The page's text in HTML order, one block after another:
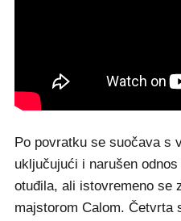
Po povratku se suočava s
uključujući i narušen
otuđila, ali istovremeno se
majstorom Calom. Četvrta